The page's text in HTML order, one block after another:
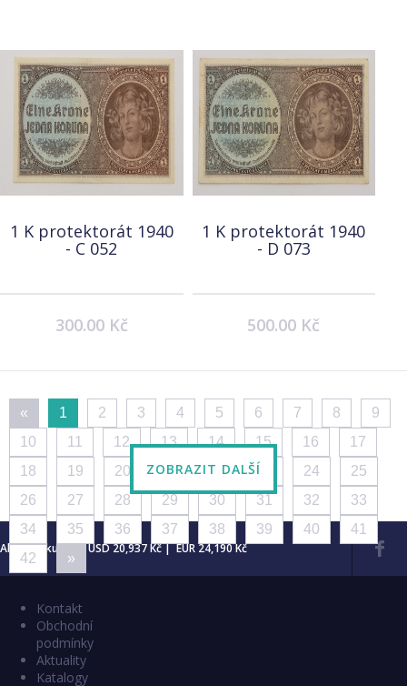
1 K protektorát 1940
- C 052
300.00 Kč
1 K protektorát 1940
- D 073
500.00 Kč
« 1 2 3 4 5 6 7 8
9
10
11 12 13 14 15 16
17
18
19 20 21 22 23 24
25
26
27 28 29 30 31 32
33
34
35 36 37 38 39 40
41
42
»
ZOBRAZIT DALŠÍ
Aktuální kurzy: USD 20,937 Kč | EUR 24,190 Kč
Kontakt
Obchodní
podmínky
Aktuality
Katalogy